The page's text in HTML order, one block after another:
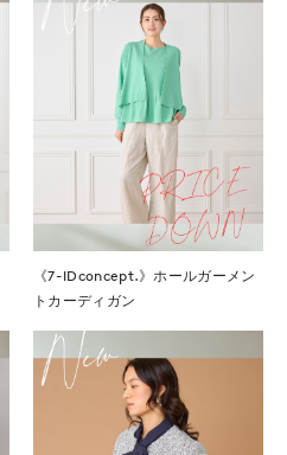
《7-IDconcept.》ホールガーメン
トカーディガン